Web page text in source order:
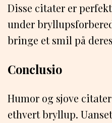
Disse citater er
under
bringe et smil på
Conclusio
Humor og sjove
ethvert bryllup.